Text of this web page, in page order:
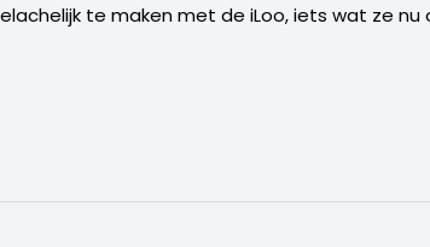
te maken met de iLoo, iets wat ze nu